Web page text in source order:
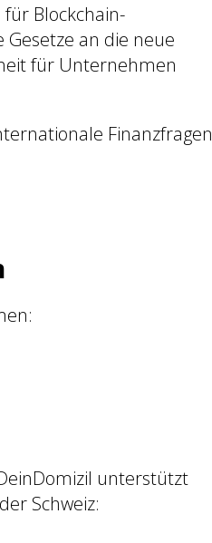
Blockchain-
an die neue
für Unternehmen
Finanzfragen
unterstützt
Schweiz: